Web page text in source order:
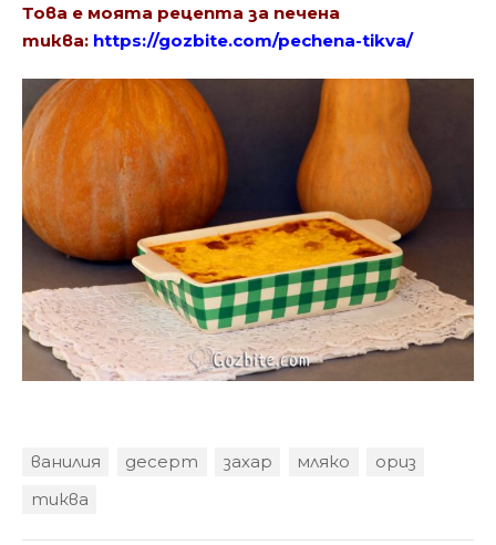
Това е моята рецепта за печена
тиква: https://gozbite.com/pechena-tikva/
ванилия десерт захар мляко
ориз
тиква